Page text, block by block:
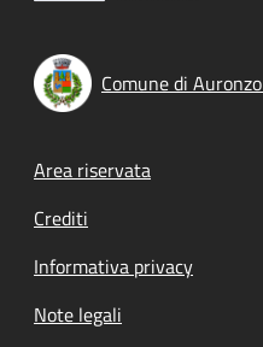
Comune di
Footer menu
Area riservata
Crediti
Informativa privacy
Note legali